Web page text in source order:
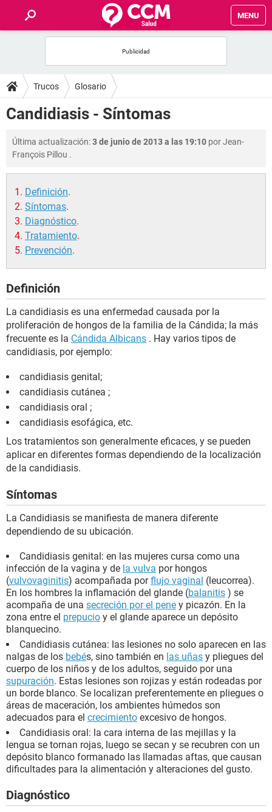
MENU
FOROS
SALUD
FAMILIA
NUTRICIÓN
BIENESTAR
SEXUALIDAD
Trucos Glosario
Candidiasis - Síntomas
Última actualización:3 de junio de 2013 a las 19:10 porJean-
François Pillou .
Definición.
Síntomas.
Diagnóstico.
Tratamiento.
Prevención.
Definición
La candidiasis es una enfermedad causada por la
proliferación de hongos de la familia de la Cándida; la más
frecuente es la Cándida Albicans . Hay varios tipos de
candidiasis, por ejemplo:
candidiasis genital;
candidiasis cutánea ;
candidiasis oral ;
candidiasis esofágica, etc.
Los tratamientos son generalmente eficaces, y se pueden
aplicar en diferentes formas dependiendo de la localización
de la candidiasis.
Síntomas
La Candidiasis se manifiesta de manera diferente
dependiendo de su ubicación.
Candidiasis genital: en las mujeres cursa como una
infección de la vagina y de la vulva por hongos
(vulvovaginitis) acompañada porflujo vaginal (leucorrea).
En los hombres la inflamación del glande (balanitis ) se
acompaña de una secreción por el pene y picazón. En la
zona entre el prepucio y el glande aparece un depósito
blanquecino.
Candidiasis cutánea: las lesiones no solo aparecen en las
nalgas de los bebés, sino también en las uñas y pliegues del
cuerpo de los niños y de los adultos, seguido por una
supuración. Estas lesiones son rojizas y están rodeadas por
un borde blanco. Se localizan preferentemente en pliegues o
áreas de maceración, los ambientes húmedos son
adecuados para el crecimiento excesivo de hongos.
Candidiasis oral: la cara interna de las mejillas y la
lengua se tornan rojas, luego se secan y se recubren con un
depósito blanco formanado las llamadas aftas, que causan
dificultades para la alimentación y alteraciones del gusto.
Diagnóstico